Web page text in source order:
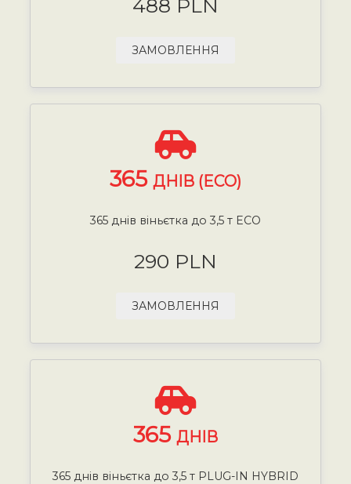
488 PLN
ЗАМОВЛЕННЯ
365 ДНІВ (ECO)
365 днів віньєтка до 3,5 т ECO
290 PLN
ЗАМОВЛЕННЯ
365 ДНІВ
365 днів віньєтка до 3,5 т PLUG-IN HYBRID